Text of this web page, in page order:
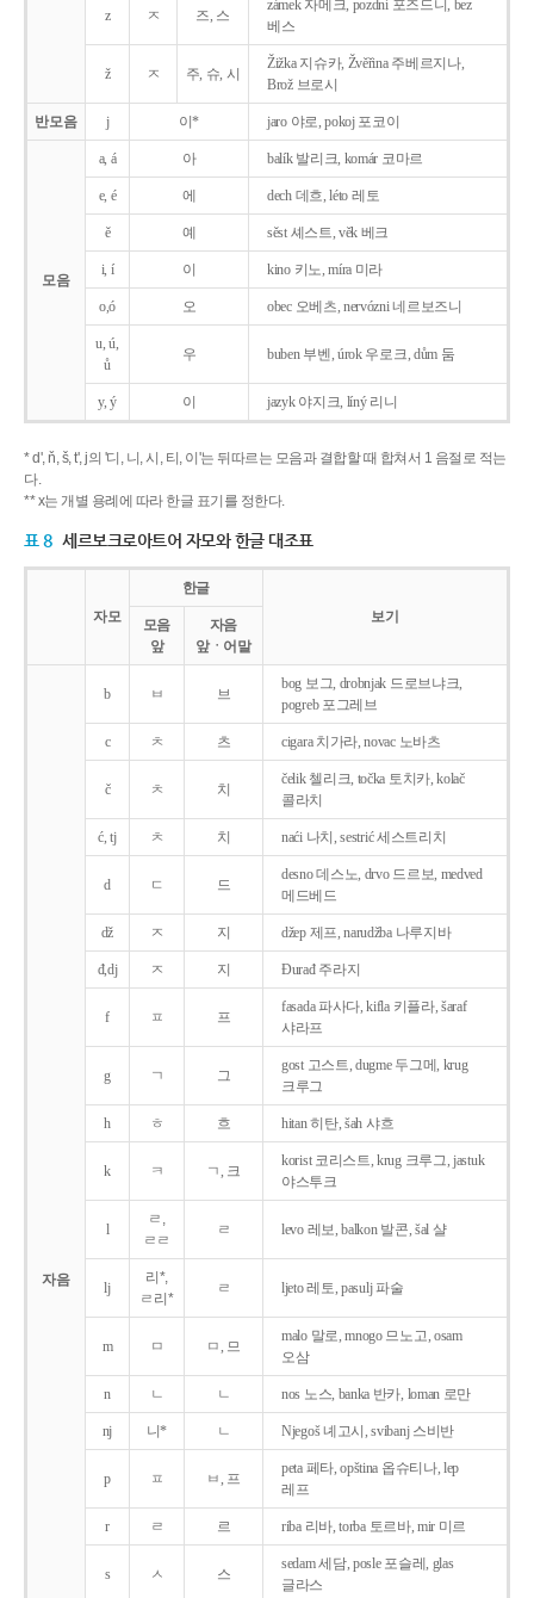
z ㅈ 즈, 스
zámek 자메크, pozdní 포즈드니, bez
베스
ž ㅈ 주, 슈, 시
Žižka 지슈카, Žvěřina 주베르지나,
Brož 브로시
반모음 j 이* jaro 야로, pokoj 포코이
모음
a, á 아 balík 발리크, komár 코마르
e, é 에 dech 데흐, léto 레토
ě 예 sěst 셰스트, věk 베크
i, í 이 kino 키노, míra 미라
o,ó 오 obec 오베츠, nervózni 네르보즈니
u, ú,
ů
우 buben 부벤, úrok 우로크, dům 둠
y, ý 이 jazyk야지크, líný 리니
* d', ň, š, t', j의 '디, 니, 시, 티, 이'는 뒤따르는 모음과 결합할 때 합쳐서 1 음절로 적는
다.
** x는 개별 용례에 따라 한글 표기를 정한다.
표 8 세르보크로아트어 자모와 한글 대조표
자모
한글
보기
모음
앞
자음
앞ㆍ어말
자음
b ㅂ 브
bog 보그, drobnjak 드로브냐크,
pogreb 포그레브
c ㅊ 츠 cigara 치가라, novac 노바츠
č ㅊ 치
čelik 첼리크, točka 토치카, kolač
콜라치
ć, tj ㅊ 치 naći 나치, sestrić 세스트리치
d ㄷ 드
desno 데스노, drvo 드르보, medved
메드베드
dž ㅈ 지 džep 제프, narudžba 나루지바
đ,dj ㅈ 지 Ðurađ 주라지
f ㅍ 프
fasada 파사다, kifla 키플라, šaraf
샤라프
g ㄱ 그
gost 고스트, dugme 두그메, krug
크루그
h ㅎ 흐 hitan 히탄, šah 샤흐
k ㅋ ㄱ, 크
korist 코리스트, krug 크루그, jastuk
야스투크
l
ㄹ,
ㄹㄹ
ㄹ levo 레보, balkon 발콘, šal 샬
lj
리*,
ㄹ리*
ㄹ ljeto 레토, pasulj 파술
m ㅁ ㅁ, 므
malo 말로, mnogo 므노고, osam
오삼
n ㄴ ㄴ nos 노스, banka 반카, loman 로만
nj 니* ㄴ Njegoš 녜고시, svibanj 스비반
p ㅍ ㅂ, 프
peta 페타, opština 옵슈티나, lep
레프
r ㄹ 르 riba 리바, torba 토르바, mir 미르
s ㅅ 스
sedam 세담, posle 포슬레, glas
글라스